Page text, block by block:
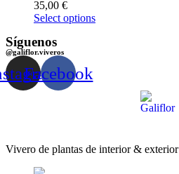
35,00 €
Select options
Síguenos
@galiflor.viveros
Facebook
Vivero de plantas de interior & exterior